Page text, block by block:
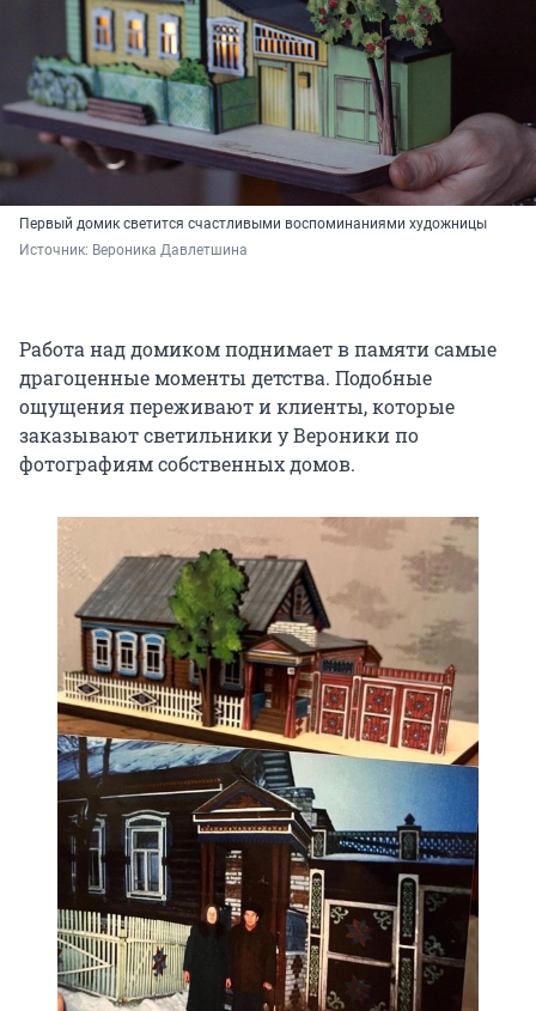
Первый домик светится счастливыми воспоминаниями художницы
Источник: Вероника Давлетшина
Работа над домиком поднимает в памяти самые
драгоценные моменты детства. Подобные
ощущения переживают и клиенты, которые
заказывают светильники у Вероники по
фотографиям собственных домов.